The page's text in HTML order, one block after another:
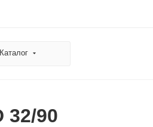
Каталог
32/90